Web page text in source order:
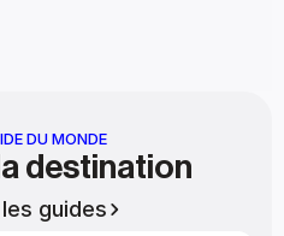
DU MONDE
destination
guides